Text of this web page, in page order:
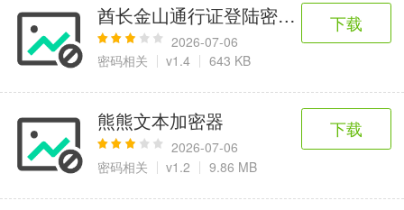
酋长金山通行证登陆密码修改器
2026-07-06
密码相关
v1.4 643 KB
下载
熊熊文本加密器
2026-07-06
密码相关
v1.2 9.86 MB
下载